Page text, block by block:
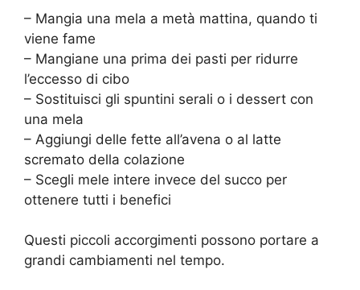
– Mangia una mela a metà mattina, quando ti
viene fame
– Mangiane una prima dei pasti per ridurre
l’eccesso di cibo
– Sostituisci gli spuntini serali o i dessert con
una mela
– Aggiungi delle fette all’avena o al latte
scremato della colazione
– Scegli mele intere invece del succo per
ottenere tutti i benefici
Questi piccoli accorgimenti possono portare a
grandi cambiamenti nel tempo.